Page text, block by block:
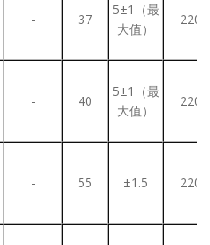
- 37
5±1（最
大值）
220
- 40
5±1（最
大值）
220
- 55 ±1.5 220